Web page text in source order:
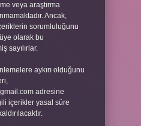
veya araştırma
Ancak,
sorumluluğunu
olarak bu
sayılırlar.
aykırı olduğunu
adresine
içerikler yasal süre